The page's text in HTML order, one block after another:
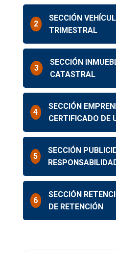
2
SECCIÓN
TRIMESTRAL
3
SECCIÓN
CATASTRAL
4
SECCIÓN
CERTIFICADO DE
5
SECCIÓN
6
SECCIÓN
DE RETENCIÓN